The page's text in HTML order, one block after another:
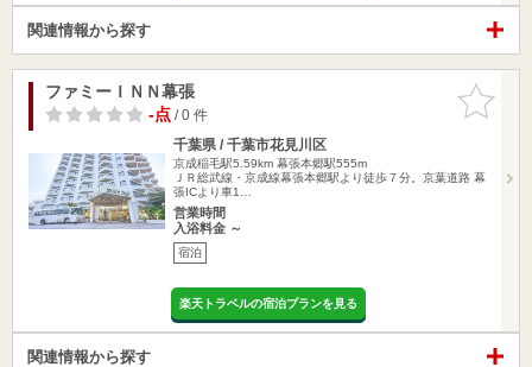
関連情報から探す
お気に入
りに追加
ファミーＩＮＮ幕張
-点/ 0 件
千葉県 / 千葉市花見川区
京成稲毛駅5.59km 幕張本郷駅555m
ＪＲ総武線・京成線幕張本郷駅より徒歩７分。京葉道路 幕
張ICより車1…
営業時間
入浴料金 ～
宿泊
楽天トラベルの宿泊プランを見る
関連情報から探す